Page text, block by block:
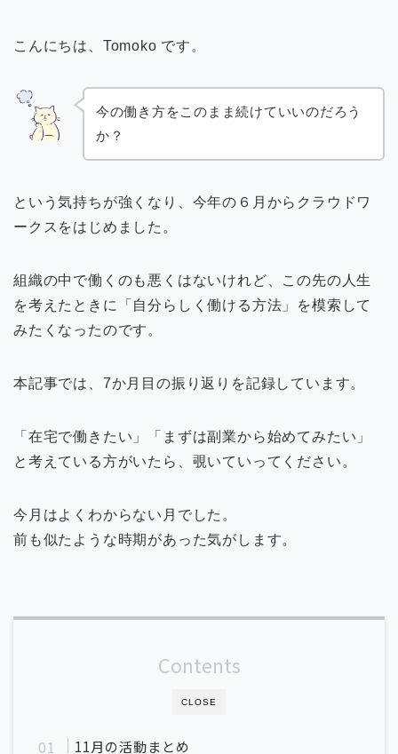
こんにちは、Tomoko です。
今の働き方をこのまま続けていいのだろう
か？
という気持ちが強くなり、今年の６月からクラウドワ
ークスをはじめました。
組織の中で働くのも悪くはないけれど、この先の人生
を考えたときに「自分らしく働ける方法」を模索して
みたくなったのです。
本記事では、7か月目の振り返りを記録しています。
「在宅で働きたい」「まずは副業から始めてみたい」
と考えている方がいたら、覗いていってください。
今月はよくわからない月でした。
前も似たような時期があった気がします。
CLOSE
Contents
11月の活動まとめ